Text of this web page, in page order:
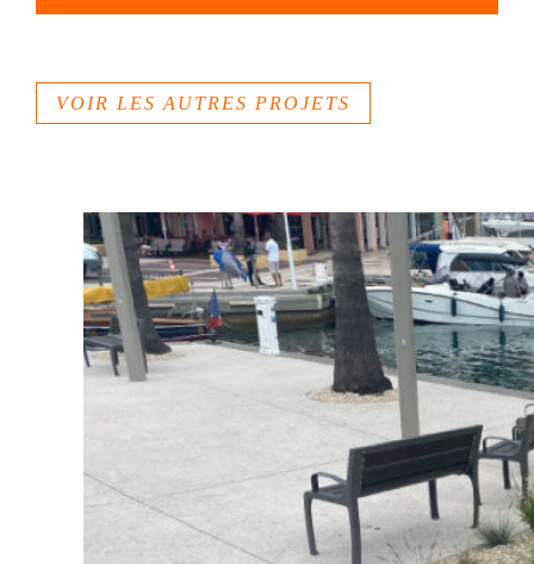
VOIR LES AUTRES PROJETS